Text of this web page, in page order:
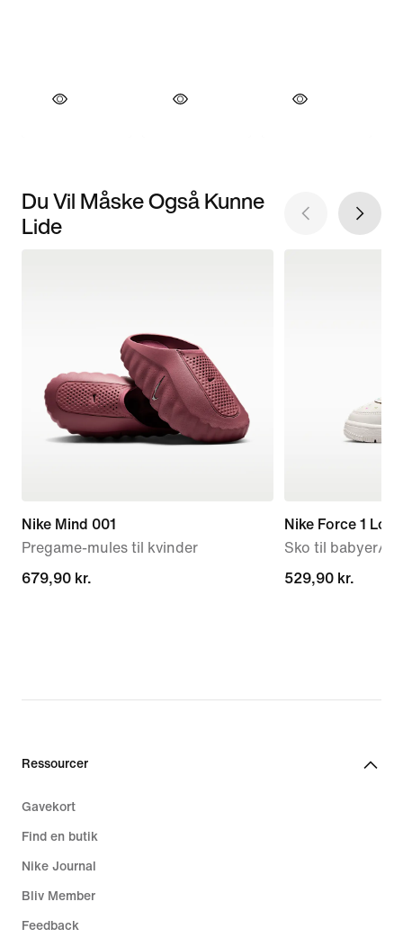
Du Vil Måske Også Kunne
Lide
Nike Mind 001
Pregame-mules til kvinder
679,90 kr.
679,90 kr.
Nike Force 1 Low
Sko til babyer/
529,90 kr.
529,90 kr.
Ressourcer
Gavekort
Find en butik
Nike Journal
Bliv Member
Feedback